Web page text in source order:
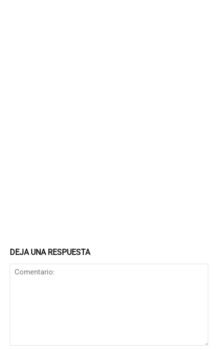
DEJA UNA RESPUESTA